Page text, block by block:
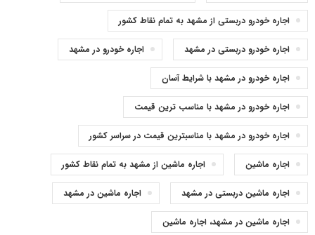
اجاره خودرو دربستی از مشهد به تمام نقاط کشور
اجاره خودرو دربستی در مشهد اجاره خودرو در مشهد
اجاره خودرو در مشهد با شرایط آسان
اجاره خودرو در مشهد با مناسب ترین قیمت
اجاره خودرو در مشهد با مناسبترین قیمت در سراسر کشور
اجاره ماشین اجاره ماشین از مشهد به تمام نقاط کشور
اجاره ماشین دربستی در مشهد اجاره ماشین در مشهد
اجاره ماشین در مشهد، اجاره ماشین